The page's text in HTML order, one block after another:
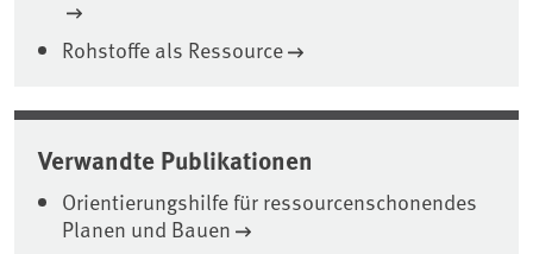
Rohstoffe als Ressource
Verwandte Publikationen
Orientierungshilfe für ressourcenschonendes
Planen und Bauen